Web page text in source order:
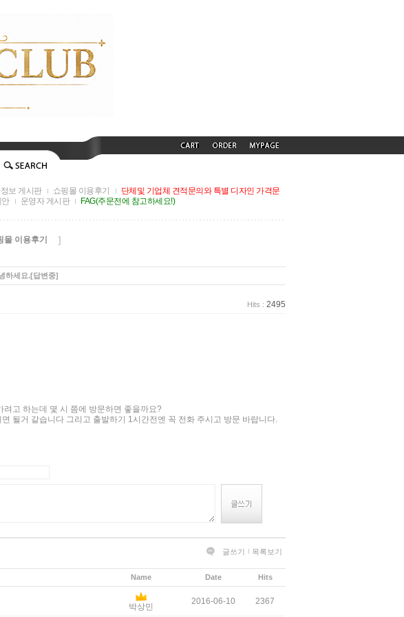
보 게시판 쇼핑몰 이용후기
단체및 기업체 견적문의와 특별 디자인 가격문
안 운영자 게시판 FAG(주문전에 참고하세요!)
몰 이용후기 ]
하세요.[답변중]
Hits : 2495
고 하는데 몇 시 쯤에 방문하면 좋을까요?
될거 같습니다 그리고 출발하기 1시간전엔 꼭 전화 주시고 방문 바랍니다.
글쓰기 목록보기
Name Date Hits
박상민
2016-06-10 2367